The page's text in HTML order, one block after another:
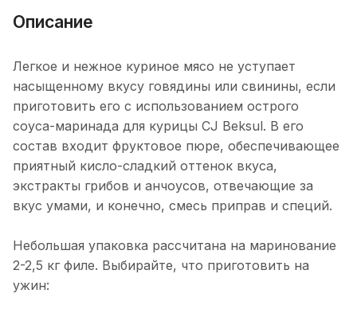
Описание
Легкое и нежное куриное мясо не уступает
насыщенному вкусу говядины или свинины, если
приготовить его с использованием острого
соуса-маринада для курицы CJ Beksul. В его
состав входит фруктовое пюре, обеспечивающее
приятный кисло-сладкий оттенок вкуса,
экстракты грибов и анчоусов, отвечающие за
вкус умами, и конечно, смесь приправ и специй.
Небольшая упаковка рассчитана на маринование
2-2,5 кг филе. Выбирайте, что приготовить на
ужин: